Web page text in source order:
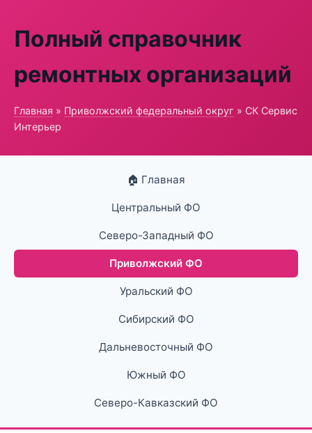
Полный справочник
ремонтных организаций
Главная » Приволжский федеральный округ » СК Сервис
Интерьер
🏠 Главная
Центральный ФО
Северо-Западный ФО
Приволжский ФО
Уральский ФО
Сибирский ФО
Дальневосточный ФО
Южный ФО
Северо-Кавказский ФО